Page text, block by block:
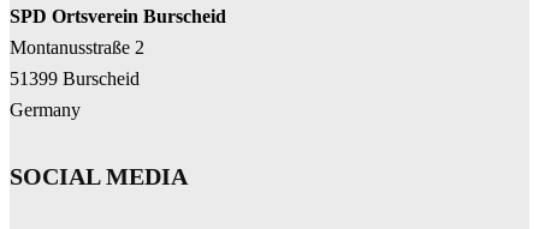
SPD Ortsverein Burscheid
Montanusstraße 2
51399 Burscheid
Germany
SOCIAL MEDIA